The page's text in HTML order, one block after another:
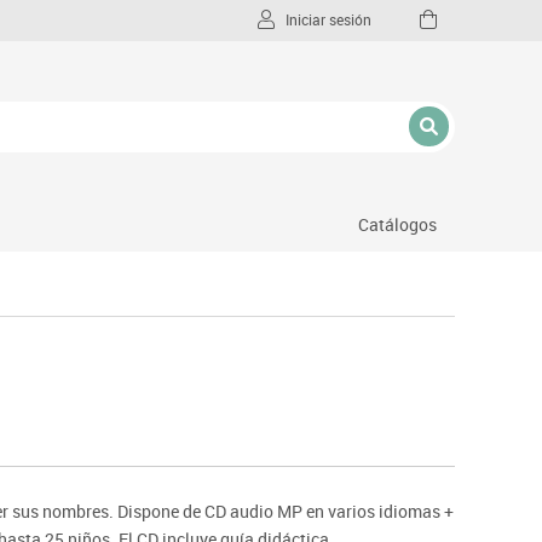
Iniciar sesión
Catálogos
nombres. Dispone de CD audio MP en varios idiomas +